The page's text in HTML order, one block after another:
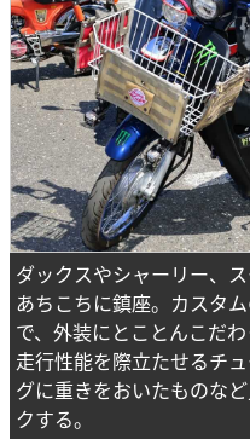
ダックスやシャーリー、
あちこちに鎮座。カスタ
で、外装にとことんこだ
走行性能を際立たせるチ
グに重きをおいたものな
クする。